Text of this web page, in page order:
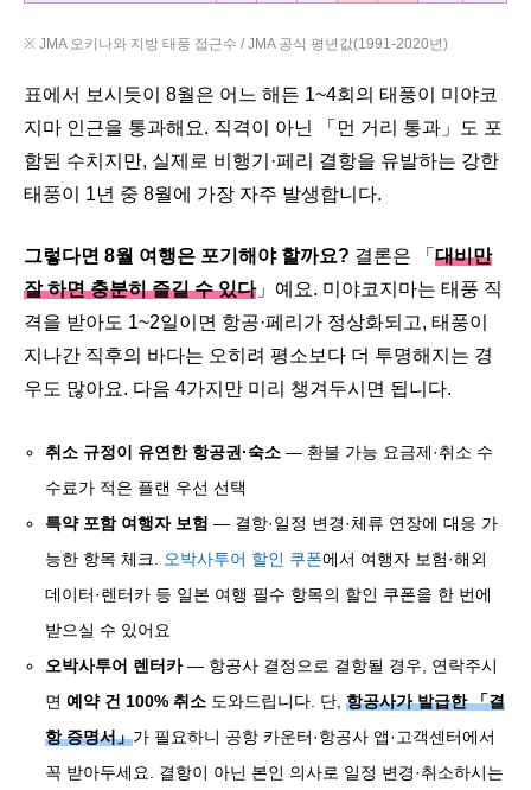
※ JMA 오키나와 지방 태풍 접근수 / JMA 공식 평년값(1991-2020년)
표에서 보시듯이 8월은 어느 해든 1~4회의 태풍이 미야코
지마 인근을 통과해요. 직격이 아닌 「먼 거리 통과」도 포
함된 수치지만, 실제로 비행기·페리 결항을 유발하는 강한
태풍이 1년 중 8월에 가장 자주 발생합니다.
그렇다면 8월 여행은 포기해야 할까요? 결론은 「 대비만
잘 하면 충분히 즐길 수 있다」예요. 미야코지마는 태풍 직
격을 받아도 1~2일이면 항공·페리가 정상화되고, 태풍이
지나간 직후의 바다는 오히려 평소보다 더 투명해지는 경
우도 많아요. 다음 4가지만 미리 챙겨두시면 됩니다.
취소 규정이 유연한 항공권·숙소 — 환불 가능 요금제·취소 수
수료가 적은 플랜 우선 선택
특약 포함 여행자 보험 — 결항·일정 변경·체류 연장에 대응 가
능한 항목 체크.
오박사투어 할인 쿠폰에서 여행자 보험·해외
데이터·렌터카 등 일본 여행 필수 항목의 할인 쿠폰을 한 번에
받으실 수 있어요
오박사투어 렌터카— 항공사 결정으로 결항될 경우, 연락주시
면예약 건 100% 취소 도와드립니다. 단,항공사가 발급한 「결
항 증명서」가 필요하니 공항 카운터·항공사 앱·고객센터에서
꼭 받아두세요. 결항이 아닌 본인 의사로 일정 변경·취소하시는